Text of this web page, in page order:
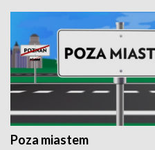
Poza miastem